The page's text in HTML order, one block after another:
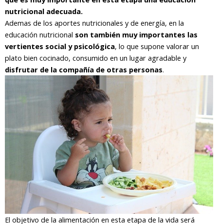
nutricional adecuada.
Ademas de los aportes nutricionales y de energía, en la
educación nutricional son también muy importantes las
vertientes social y psicológica, lo que supone valorar un
plato bien cocinado, consumido en un lugar agradable y
disfrutar de la compañía de otras personas.
El objetivo de la alimentación en esta etapa de la vida será